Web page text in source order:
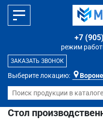
Выберите локацию:
режим
+7
ЗАКАЗАТЬ ЗВОНОК
Стол